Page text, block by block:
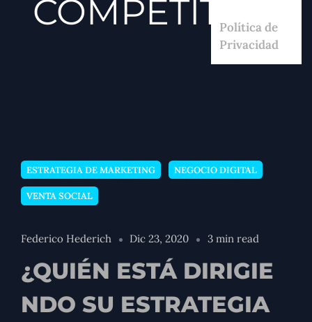
Política de
Privacidad
COMPETITIVA
ESTRATEGIA DE MARKETING NEGOCIO DIGITAL
VENTA SOCIAL
Federico Hederich Dic 23, 2020 3 min read
¿QUIÉN ESTÁ DIRIGIE
NDO SU ESTRATEGIA